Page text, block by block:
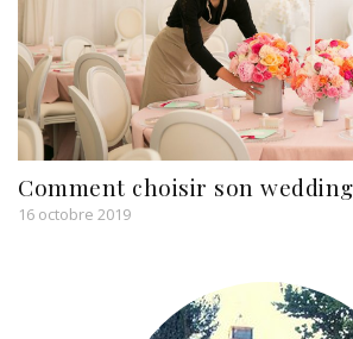
Comment choisir son
16 octobre 2019